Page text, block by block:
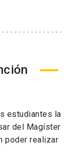
estudiantes la
del Magíster
poder realizar